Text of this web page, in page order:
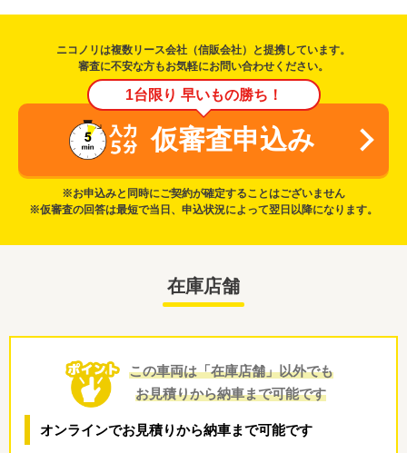
ニコノリは複数リース会社（信販会社）と提携しています。
審査に不安な方もお気軽にお問い合わせください。
1台限り 早いもの勝ち！
仮審査申込み
※お申込みと同時にご契約が確定することはございません
※仮審査の回答は最短で当日、申込状況によって翌日以降になります。
在庫店舗
この車両は「在庫店舗」以外でも
お見積りから納車まで可能です
オンラインでお見積りから納車まで可能です